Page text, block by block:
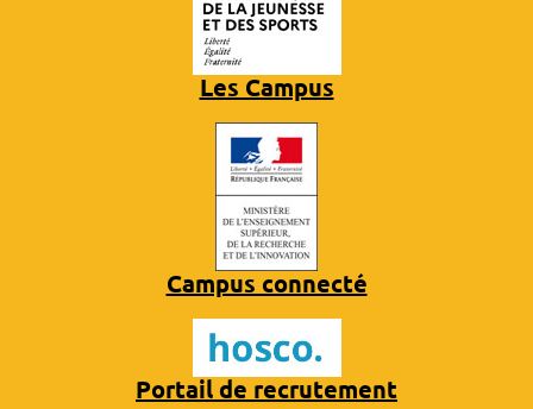
Les Campus
Campus connecté
Portail de recrutement